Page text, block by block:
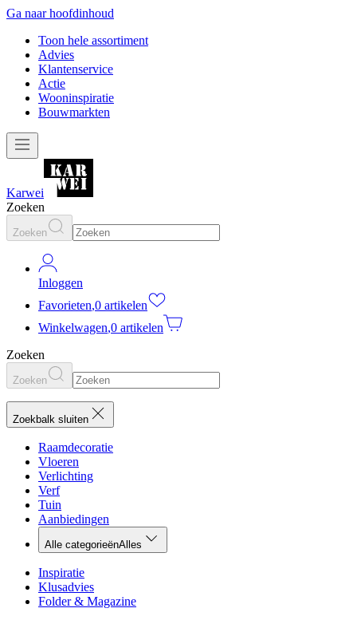
Ga naar hoofdinhoud
Toon hele assortiment
Advies
Klantenservice
Actie
Wooninspiratie
Bouwmarkten
Karwei
Zoeken
Zoeken
Inloggen
Favorieten,0 artikelen
Winkelwagen,0 artikelen
Zoeken
Zoeken
Zoekbalk sluiten
Raamdecoratie
Vloeren
Verlichting
Verf
Tuin
Aanbiedingen
Alle categorieënAlles
Inspiratie
Klusadvies
Folder & Magazine